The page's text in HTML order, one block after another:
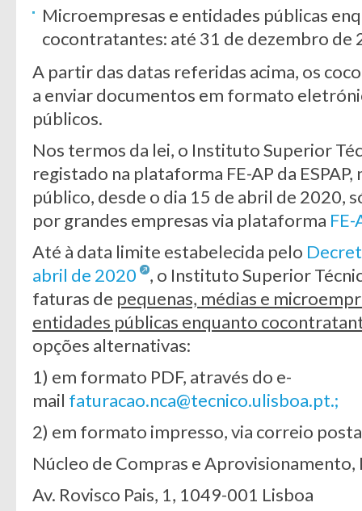
Microempresas e entidades públicas
cocontratantes: até 31 de dezembro de
A partir das datas referidas acima, os
a enviar documentos em formato
públicos.
Nos termos da lei, o Instituto Superior
registado na plataforma FE-AP da
público, desde o dia 15 de abril de 2020,
por grandes empresas via plataforma FE-
Até à data limite estabelecida pelo
abril de 2020
, o Instituto Superior
faturas de pequenas, médias e
entidades públicas enquanto
opções alternativas:
1) em formato PDF, através do e-
mail faturacao.nca@tecnico.ulisboa.pt.;
2) em formato impresso, via correio
Núcleo de Compras e
Av. Rovisco Pais, 1, 1049-001 Lisboa